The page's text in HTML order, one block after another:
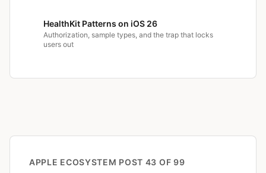
HealthKit Patterns on iOS 26
Authorization, sample types, and the trap that locks
users out
APPLE ECOSYSTEM POST 43 OF 99